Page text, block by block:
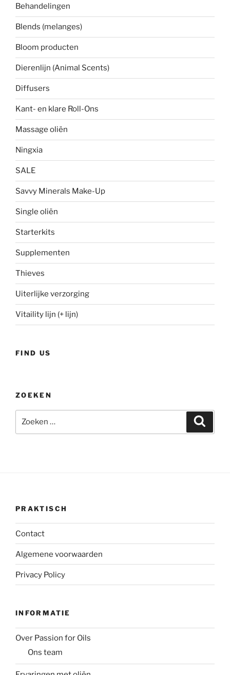
Behandelingen
Blends (melanges)
Bloom producten
Dierenlijn (Animal Scents)
Diffusers
Kant- en klare Roll-Ons
Massage oliën
Ningxia
SALE
Savvy Minerals Make-Up
Single oliën
Starterkits
Supplementen
Thieves
Uiterlijke verzorging
Vitaility lijn (+ lijn)
FIND US
ZOEKEN
naar:
PRAKTISCH
Contact
Algemene voorwaarden
Privacy Policy
INFORMATIE
Over Passion for Oils
Ons team